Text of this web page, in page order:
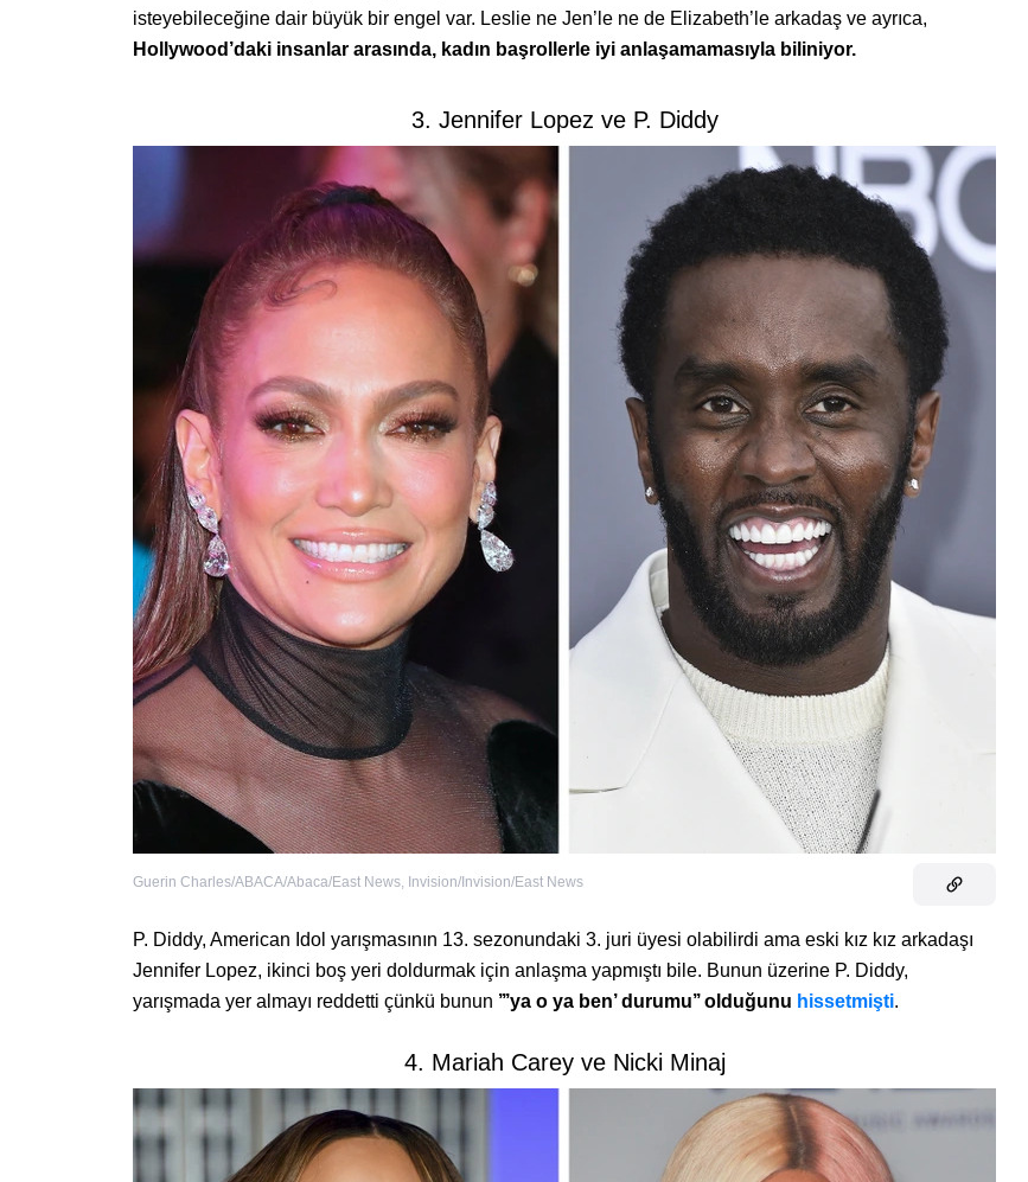
isteyebileceğine dair büyük bir engel var. Leslie ne Jen’le ne de Elizabeth’le arkadaş ve ayrıca,
Hollywood’daki insanlar arasında, kadın başrollerle iyi anlaşamamasıyla biliniyor.
3. Jennifer Lopez ve P. Diddy
Guerin Charles/ABACA/Abaca/East News, Invision/Invision/East News
P. Diddy, American Idol yarışmasının 13. sezonundaki 3. juri üyesi olabilirdi ama eski kız kız arkadaşı
Jennifer Lopez, ikinci boş yeri doldurmak için anlaşma yapmıştı bile. Bunun üzerine P. Diddy,
yarışmada yer almayı reddetti çünkü bunun ’’’ya o ya ben’ durumu’’ olduğunu hissetmişti.
4. Mariah Carey ve Nicki Minaj